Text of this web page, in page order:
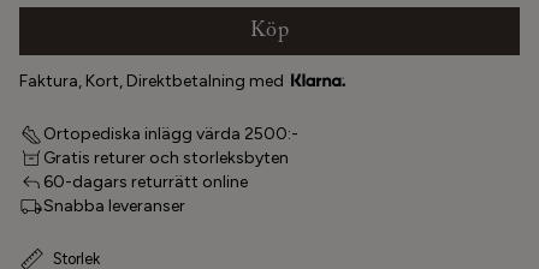
Köp
Faktura, Kort, Direktbetalning med
Ortopediska inlägg värda 2500:-
Gratis returer och storleksbyten
60-dagars returrätt online
Snabba leveranser
Storlek